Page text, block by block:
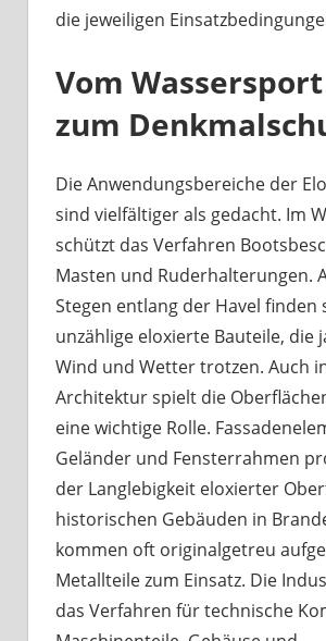
die jeweiligen
Vom
zum
Die Anwendungsbereiche der
sind vielfältiger als gedacht. Im
schützt das Verfahren
Masten und Ruderhalterungen.
Stegen entlang der Havel finden
unzählige eloxierte Bauteile, die
Wind und Wetter trotzen. Auch
Architektur spielt die
eine wichtige Rolle.
Geländer und Fensterrahmen
der Langlebigkeit eloxierter
historischen Gebäuden in
kommen oft originalgetreu
Metallteile zum Einsatz. Die
das Verfahren für technische